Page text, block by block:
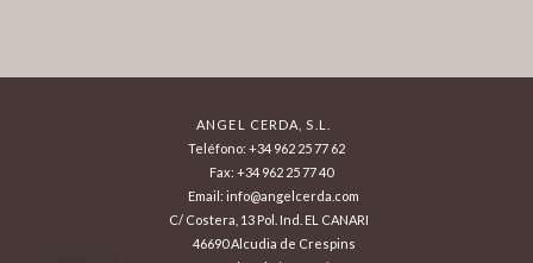
ANGEL CERDA, S.L.
Teléfono: +34 962 25 77 62
Fax: +34 962 25 77 40
Email: info@angelcerda.com
C/ Costera, 13 Pol. Ind. EL CANARI
46690 Alcudia de Crespins